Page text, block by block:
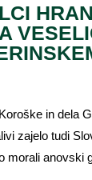
in dela
zajelo tudi
morali anovski